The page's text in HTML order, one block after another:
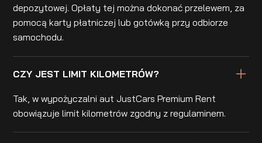
depozytowej. Opłaty tej można dokonać przelewem, za
pomocą karty płatniczej lub gotówką przy odbiorze
samochodu.
CZY JEST LIMIT KILOMETRÓW?
Tak, w wypożyczalni aut JustCars Premium Rent
obowiązuje limit kilometrów zgodny z regulaminem.